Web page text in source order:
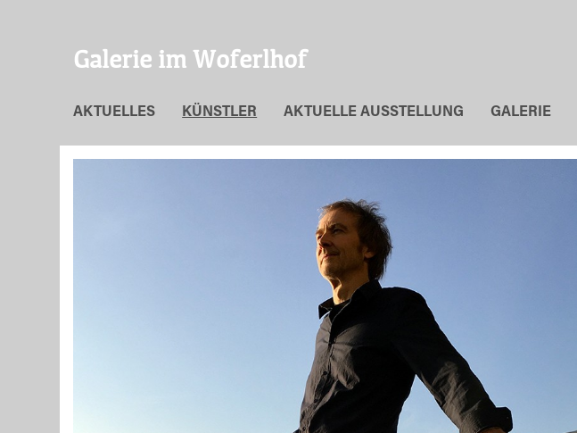
Galerie im Woferlhof
AKTUELLES KÜNSTLER AKTUELLE AUSSTELLUNG GALERIE